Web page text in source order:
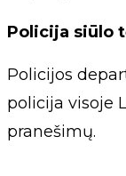
Policija siūlo
Policijos
policija visoje
pranešimų.